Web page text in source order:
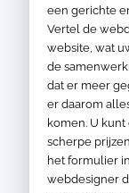
een gerichte
Vertel de
website, wat
de
dat er meer
er daarom
komen. U
scherpe
het formulier
webdesigner